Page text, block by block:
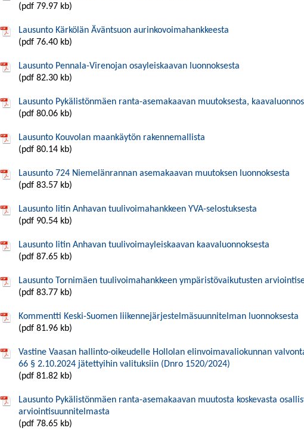
(pdf 79.97 kb)
Lausunto Kärkölän Äväntsuon aurinkovoimahankkeesta
(pdf 76.40 kb)
Lausunto Pennala-Virenojan osayleiskaavan luonnoksesta
(pdf 82.30 kb)
Lausunto Pykälistönmäen ranta-asemakaavan muutoksesta,
(pdf 80.06 kb)
Lausunto Kouvolan maankäytön rakennemallista
(pdf 80.14 kb)
Lausunto 724 Niemelänrannan asemakaavan muutoksen luonnoksesta
(pdf 83.57 kb)
Lausunto Iitin Anhavan tuulivoimahankkeen YVA-selostuksesta
(pdf 90.54 kb)
Lausunto Iitin Anhavan tuulivoimayleiskaavan kaavaluonnoksesta
(pdf 87.65 kb)
Lausunto Tornimäen tuulivoimahankkeen ympäristövaikutusten
(pdf 83.77 kb)
Kommentti Keski-Suomen liikennejärjestelmäsuunnitelman luonnoksesta
(pdf 81.96 kb)
Vastine Vaasan hallinto-oikeudelle Hollolan elinvoimavaliokunnan
66 § 2.10.2024 jätettyihin valituksiin (Dnro 1520/2024)
(pdf 81.82 kb)
Lausunto Pykälistönmäen ranta-asemakaavan muutosta koskevasta
arviointisuunnitelmasta
(pdf 78.65 kb)